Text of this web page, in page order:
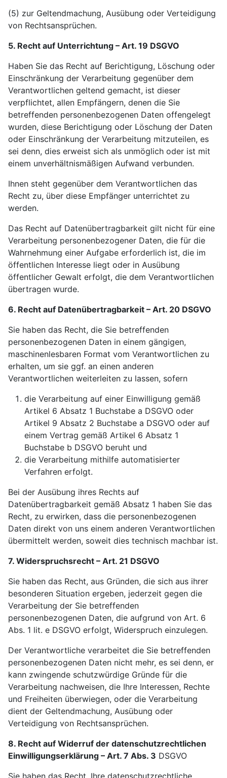
(5) zur Geltendmachung, Ausübung oder Verteidigung
von Rechtsansprüchen.
5. Recht auf Unterrichtung – Art. 19 DSGVO
Haben Sie das Recht auf Berichtigung, Löschung oder
Einschränkung der Verarbeitung gegenüber dem
Verantwortlichen geltend gemacht, ist dieser
verpflichtet, allen Empfängern, denen die Sie
betreffenden personenbezogenen Daten offengelegt
wurden, diese Berichtigung oder Löschung der Daten
oder Einschränkung der Verarbeitung mitzuteilen, es
sei denn, dies erweist sich als unmöglich oder ist mit
einem unverhältnismäßigen Aufwand verbunden.
Ihnen steht gegenüber dem Verantwortlichen das
Recht zu, über diese Empfänger unterrichtet zu
werden.
Das Recht auf Datenübertragbarkeit gilt nicht für eine
Verarbeitung personenbezogener Daten, die für die
Wahrnehmung einer Aufgabe erforderlich ist, die im
öffentlichen Interesse liegt oder in Ausübung
öffentlicher Gewalt erfolgt, die dem Verantwortlichen
übertragen wurde.
6. Recht auf Datenübertragbarkeit – Art. 20 DSGVO
Sie haben das Recht, die Sie betreffenden
personenbezogenen Daten in einem gängigen,
maschinenlesbaren Format vom Verantwortlichen zu
erhalten, um sie ggf. an einen anderen
Verantwortlichen weiterleiten zu lassen, sofern
die Verarbeitung auf einer Einwilligung gemäß
Artikel 6 Absatz 1 Buchstabe a DSGVO oder
Artikel 9 Absatz 2 Buchstabe a DSGVO oder auf
einem Vertrag gemäß Artikel 6 Absatz 1
Buchstabe b DSGVO beruht und
die Verarbeitung mithilfe automatisierter
Verfahren erfolgt.
Bei der Ausübung ihres Rechts auf
Datenübertragbarkeit gemäß Absatz 1 haben Sie das
Recht, zu erwirken, dass die personenbezogenen
Daten direkt von uns einem anderen Verantwortlichen
übermittelt werden, soweit dies technisch machbar ist.
7. Widerspruchsrecht – Art. 21 DSGVO
Sie haben das Recht, aus Gründen, die sich aus ihrer
besonderen Situation ergeben, jederzeit gegen die
Verarbeitung der Sie betreffenden
personenbezogenen Daten, die aufgrund von Art. 6
Abs. 1 lit. e DSGVO erfolgt, Widerspruch einzulegen.
Der Verantwortliche verarbeitet die Sie betreffenden
personenbezogenen Daten nicht mehr, es sei denn, er
kann zwingende schutzwürdige Gründe für die
Verarbeitung nachweisen, die Ihre Interessen, Rechte
und Freiheiten überwiegen, oder die Verarbeitung
dient der Geltendmachung, Ausübung oder
Verteidigung von Rechtsansprüchen.
8. Recht auf Widerruf der datenschutzrechtlichen
Einwilligungserklärung – Art. 7 Abs. 3 DSGVO
Sie haben das Recht, Ihre datenschutzrechtliche